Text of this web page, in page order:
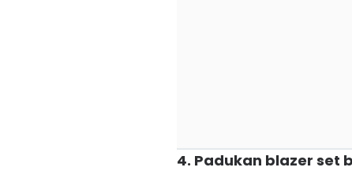
4. Padukan blazer set